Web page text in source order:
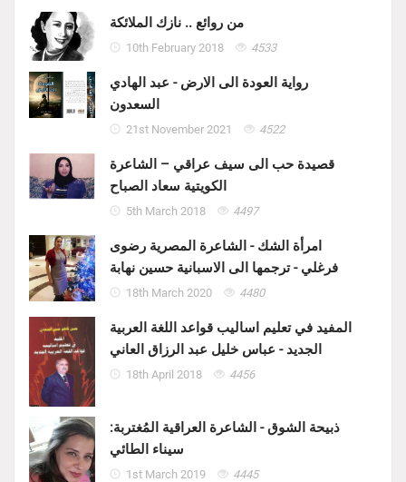
من روائع .. نازك الملائكة
10th February 2018 4533
رواية العودة الى الارض - عبد الهادي
السعدون
21st November 2021 4522
قصيدة حب الى سيف عراقي – الشاعرة
الكويتية سعاد الصباح
5th March 2018 4497
امرأة الشك - الشاعرة المصرية رضوى
فرغلي - ترجمها الى الاسبانية حسين نهابة
18th March 2020 4480
المفيد في تعليم اساليب قواعد اللغة العربية
الجديد - عباس خليل عبد الرزاق العاني
18th April 2018 4456
ذبيحة الشوق - الشاعرة العراقية المُغتربة:
سيناء الطائي
1st March 2019 4445